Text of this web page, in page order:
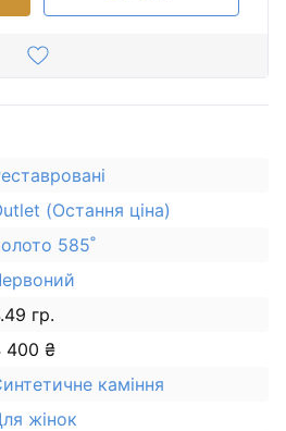
(Остання ціна)
585˚
гр.
400 ₴
каміння
жінок